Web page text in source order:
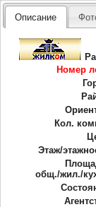
Описание
Номер
Кол.
Этаж/
общ./жил./